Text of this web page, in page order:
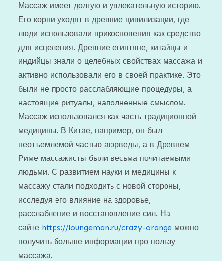
Массаж имеет долгую и увлекательную историю.
Его корни уходят в древние цивилизации, где
люди использовали прикосновения как средство
для исцеления. Древние египтяне, китайцы и
индийцы знали о целебных свойствах массажа и
активно использовали его в своей практике. Это
были не просто расслабляющие процедуры, а
настоящие ритуалы, наполненные смыслом.
Массаж использовался как часть традиционной
медицины. В Китае, например, он был
неотъемлемой частью аюрведы, а в Древнем
Риме массажисты были весьма почитаемыми
людьми. С развитием науки и медицины к
массажу стали подходить с новой стороны,
исследуя его влияние на здоровье,
расслабление и восстановление сил. На
сайте https://loungeman.ru/crazy-orange можно
получить больше информации про пользу
массажа.